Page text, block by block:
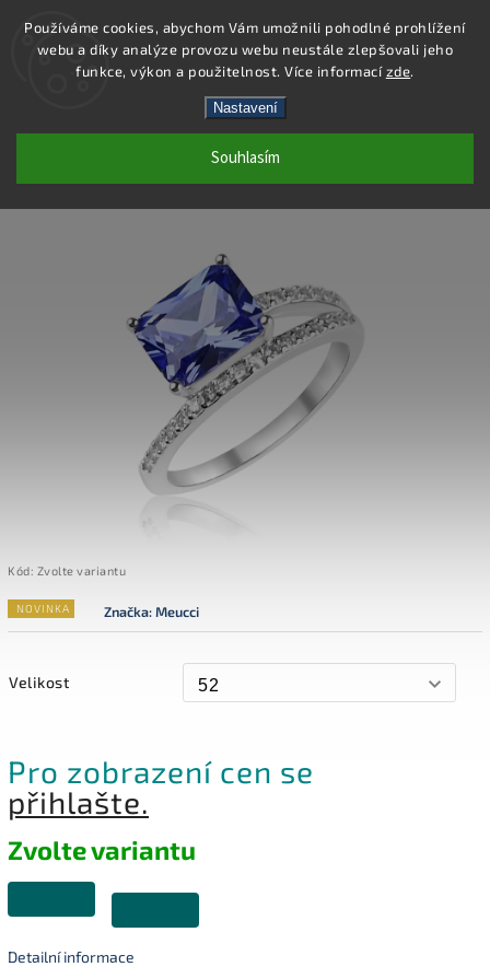
Používáme cookies, abychom Vám umožnili pohodlné prohlížení
webu a díky analýze provozu webu neustále zlepšovali jeho
funkce, výkon a použitelnost. Více informacízde.
Nastavení
Souhlasím
Hledat
SR191 - PRSTEN AG 925/1000
Kód: Zvolte variantu
NOVINKA Značka:Meucci
Velikost
Pro zobrazení cen se
přihlašte.
Zvolte variantu
Detailní informace